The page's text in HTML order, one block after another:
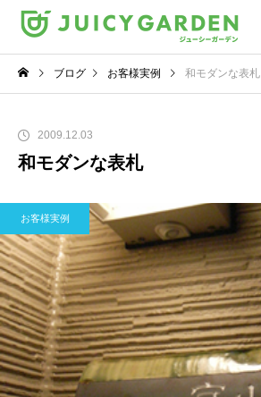
ブログ お客様実例 和モダンな表札
2009.12.03
和モダンな表札
お客様実例